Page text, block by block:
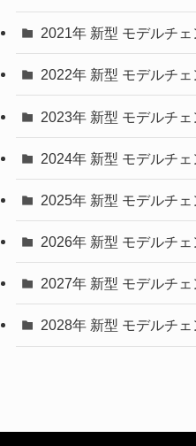
(10)
(9)
(22)
(4)
(9)
(4)
(1)
2021年 新型 モデルチ
2022年 新型 モデルチ
2023年 新型 モデルチ
2024年 新型 モデルチ
2025年 新型 モデルチ
2026年 新型 モデルチ
2027年 新型 モデルチ
2028年 新型 モデルチ